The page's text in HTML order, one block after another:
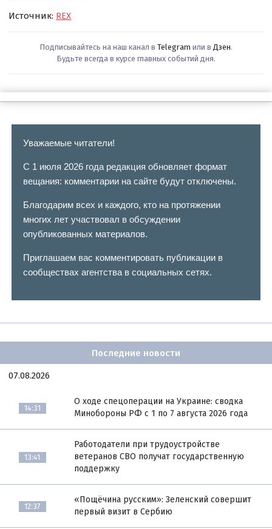
Источник: REX
Подписывайтесь на наш канал в Telegram или в Дзен.
Будьте всегда в курсе главных событий дня.
Уважаемые читатели!
С 1 июля 2026 года редакция обновляет формат
вещания: комментарии на сайте будут отключены.
Благодарим всех и каждого, кто на протяжении
многих лет участвовал в обсуждении
опубликованных материалов.
Приглашаем вас комментировать публикации в
сообществах агентства в социальных сетях.
Последние новости
07.08.2026
14:31
О ходе спецоперации на Украине: сводка
Минобороны РФ с 1 по 7 августа 2026 года
13:41
Работодатели при трудоустройстве
ветеранов СВО получат государственную
поддержку
12:37
«Пощёчина русским»: Зеленский совершит
первый визит в Сербию